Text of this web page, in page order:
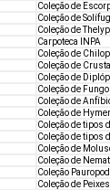
Coleção de
Coleção de
Coleção de
Carpoteca INPA
Coleção de
Coleção de
Coleção de
Coleção de
Coleção de
Coleção de
Coleção de tipos
Coleção de tipos
Coleção de
Coleção de
Coleção
Coleção de